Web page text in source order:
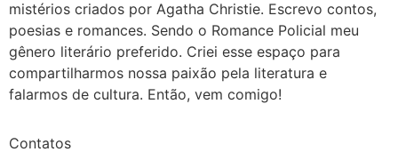
mistérios criados por Agatha Christie. Escrevo contos,
poesias e romances. Sendo o Romance Policial meu
gênero literário preferido. Criei esse espaço para
compartilharmos nossa paixão pela literatura e
falarmos de cultura. Então, vem comigo!
Contatos